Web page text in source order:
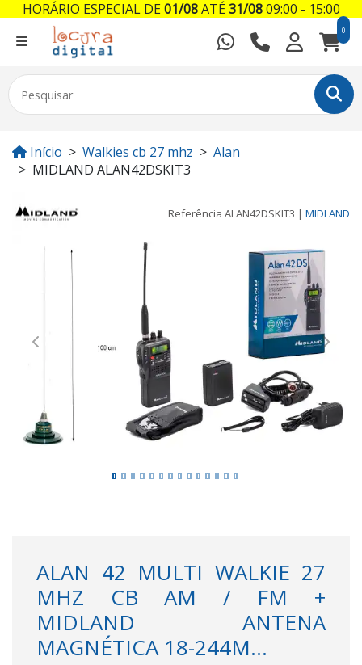
0
Início Walkies cb 27 mhz
Alan
MIDLAND ALAN42DSKIT3
Referência ALAN42DSKIT3 | MIDLAND
Previous Next
ALAN 42 MULTI WALKIE 27
MHZ CB AM / FM +
MIDLAND ANTENA
MAGNÉTICA 18-244M...
HORÁRIO ESPECIAL DE01/08ATÉ31/0809:00 - 15:00